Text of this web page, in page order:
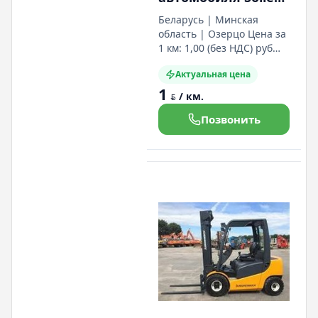
с водителем
Беларусь | Минская
область | Озерцо Цена за
1 км: 1,00 (без НДС) руб
руб Грузоподъемность: до
2000 кг. Размеры кузова
(ДхШхВ): 4,2 х 2,1 х 2,0 м.
Актуальная цена
1 BYN / км.
Позвонить